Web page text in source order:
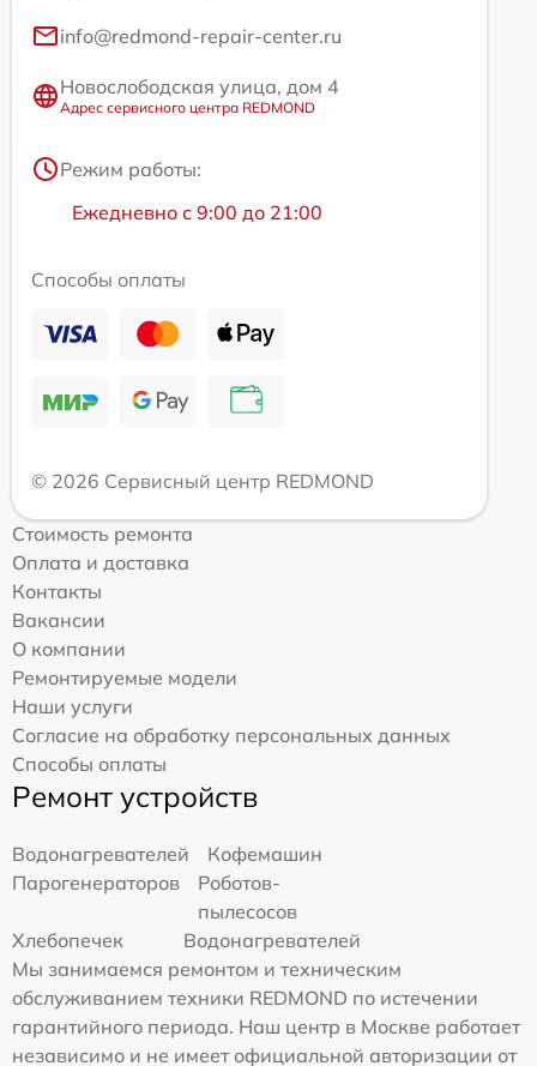
info@redmond-repair-center.ru
Новослободская улица, дом 4
Адрес сервисного центра REDMOND
Режим работы:
Ежедневно с 9:00 до 21:00
Способы оплаты
© 2026 Сервисный центр REDMOND
Стоимость ремонта
Оплата и доставка
Контакты
Вакансии
О компании
Ремонтируемые модели
Наши услуги
Согласие на обработку персональных данных
Способы оплаты
Ремонт устройств
Водонагревателей
Кофемашин
Парогенераторов
Роботов-
пылесосов
Хлебопечек
Водонагревателей
Мы занимаемся ремонтом и техническим
обслуживанием техники REDMOND по истечении
гарантийного периода. Наш центр в Москве работает
независимо и не имеет официальной авторизации от